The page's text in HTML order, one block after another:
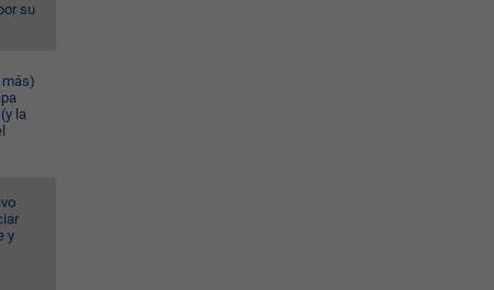
su
más)
la
y